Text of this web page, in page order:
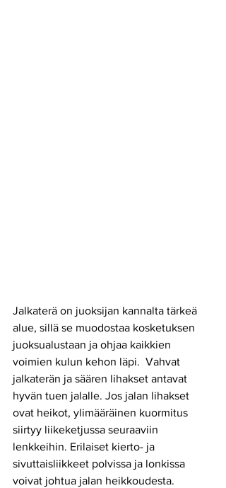
Jalkaterä on juoksijan kannalta tärkeä
alue, sillä se muodostaa kosketuksen
juoksualustaan ja ohjaa kaikkien
voimien kulun kehon läpi.  Vahvat
jalkaterän ja säären lihakset antavat
hyvän tuen jalalle. Jos jalan lihakset
ovat heikot, ylimääräinen kuormitus
siirtyy liikeketjussa seuraaviin
lenkkeihin. Erilaiset kierto- ja
sivuttaisliikkeet polvissa ja lonkissa
voivat johtua jalan heikkoudesta.